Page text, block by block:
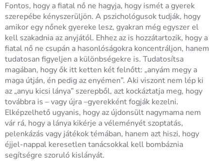
Fontos, hogy a fiatal nő ne hagyja, hogy ismét a gyerek
szerepébe kényszerüljön. A pszichológusok tudják, hogy
amikor egy nőnek gyereke lesz, gyakran még egyszer el
kell szakadnia az anyjától. Ehhez az is hozzátartozik, hogy a
fiatal nő ne csupán a hasonlóságokra koncentráljon, hanem
tudatosan figyeljen a különbségekre is. Tudatosítsa
magában, hogy ők itt ketten két felnőtt: „anyám megy a
maga útján, én pedig az enyémen”. Aki viszont nem lép ki
az „anyu kicsi lánya” szerepből, azt kockáztatja meg, hogy
továbbra is – vagy újra –gyerekként fogják kezelni.
Elképzelhető ugyanis, hogy az újdonsült nagymama nem
vár rá, hogy a lánya kikérje a véleményét szoptatás,
pelenkázás vagy játékok témában, hanem azt hiszi, hogy
éjjel-nappal keresetlen tanácsokkal kell bombáznia
segítségre szoruló kislányát.